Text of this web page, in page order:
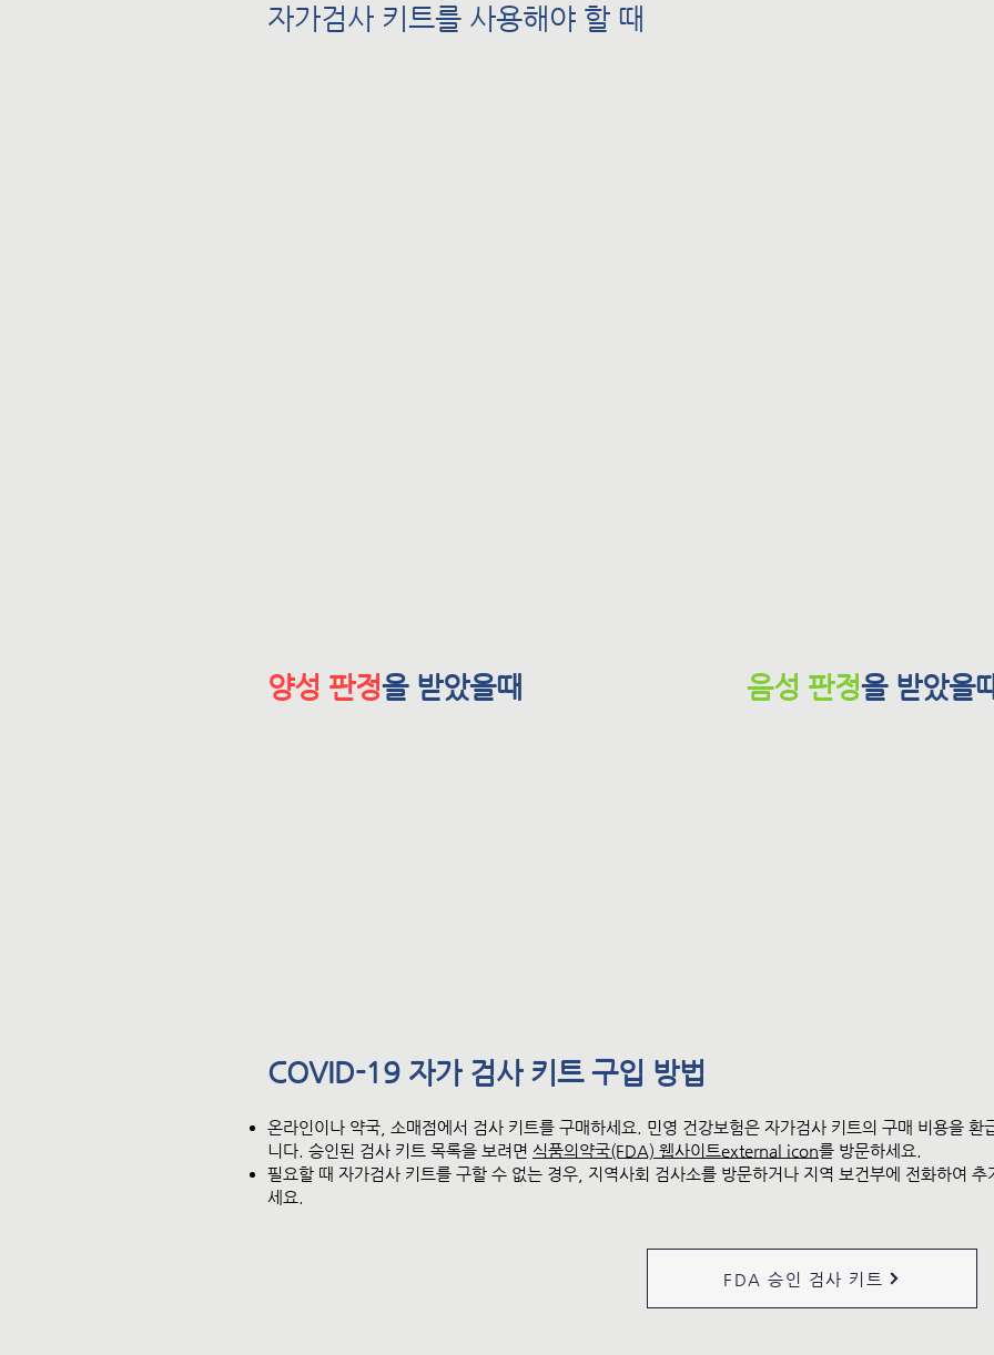
​자가검사 키트를 사용해야 할 때
양성 판정을 받았을때 음성 판정을 받았을
COVID-19 자가 검사키트구입 방법
온라인이나 약국, 소매점에서 검사 키트를 구매하세요. 민영 건강보험은 자가검사 키트의 구매 비용을 환
니다. 승인된 검사 키트 목록을 보려면 식품의약국(FDA) 웹사이트external icon를 방문하세요.
필요할 때 자가검사 키트를 구할 수 없는 경우, 지역사회 검사소를 방문하거나 지역 보건부에 전화하여 추
세요.
FDA 승인 검사 키트